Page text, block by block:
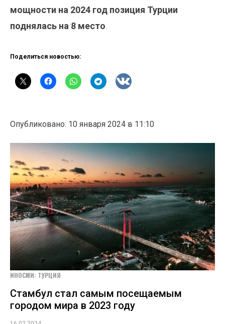
мощности на 2024 год позиция Турции
поднялась на 8 место.
Поделиться новостью:
Опубликовано: 10 января 2024 в 11:10
ИНОСМИ: ТУРЦИЯ
Стамбул стал самым посещаемым
городом мира в 2023 году